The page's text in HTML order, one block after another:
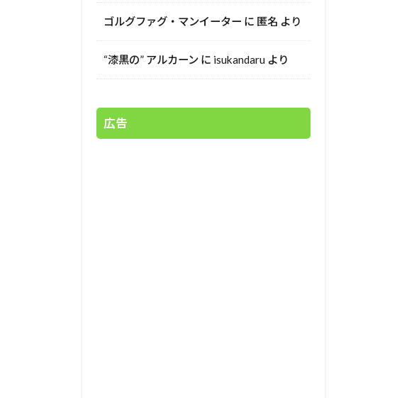
ゴルグファグ・マンイーター に 匿名 より
“漆黒の” アルカーン に isukandaru より
広告